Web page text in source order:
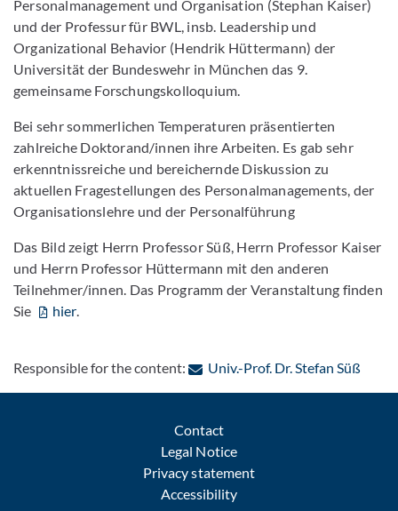
Personalmanagement und Organisation (Stephan Kaiser)
und der Professur für BWL, insb. Leadership und
Organizational Behavior (Hendrik Hüttermann) der
Universität der Bundeswehr in München das 9.
gemeinsame Forschungskolloquium.
Bei sehr sommerlichen Temperaturen präsentierten
zahlreiche Doktorand/innen ihre Arbeiten. Es gab sehr
erkenntnissreiche und bereichernde Diskussion zu
aktuellen Fragestellungen des Personalmanagements, der
Organisationslehre und der Personalführung
Das Bild zeigt Herrn Professor Süß, Herrn Professor Kaiser
und Herrn Professor Hüttermann mit den anderen
Teilnehmer/innen. Das Programm der Veranstaltung finden
Sie
hier.
Responsible for the content: Univ.-Prof. Dr. Stefan Süß:
Contact
Legal Notice
Privacy statement
Accessibility